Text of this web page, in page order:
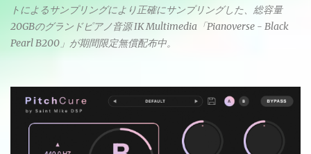
トによるサンプリングにより正確にサンプリングした、総容量
20GBのグランドピアノ音源 IK Multimedia「Pianoverse - Black
Pearl B200」が期間限定無償配布中。